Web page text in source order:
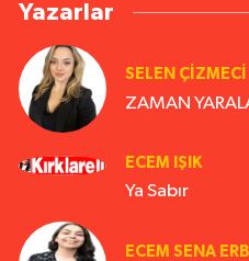
Yazarlar
SELEN ÇİZMECİ
ZAMAN
ECEM IŞIK
Ya Sabır
ECEM SENA